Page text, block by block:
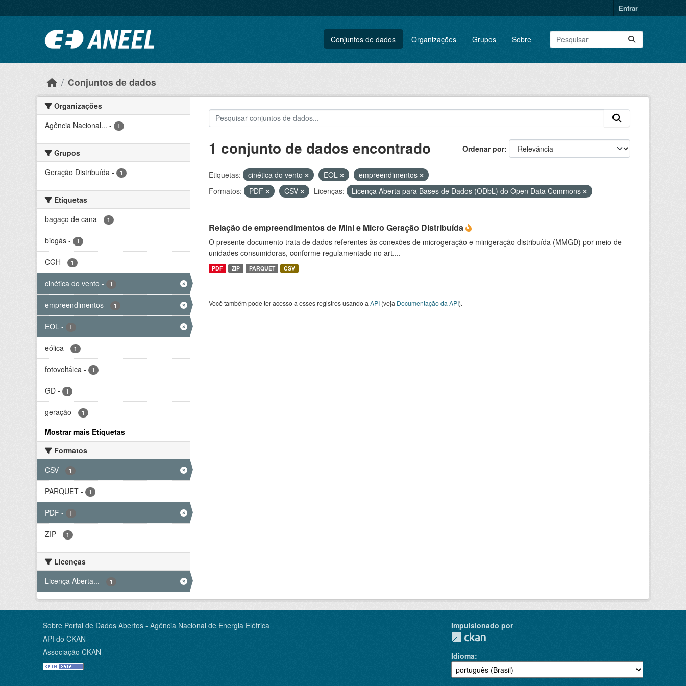
Entrar
Conjuntos de dados Organizações Grupos Sobre
Conjuntos de dados
Organizações
Agência Nacional... - 1
Grupos
Geração Distribuída - 1
Etiquetas
bagaço de cana - 1
biogás - 1
CGH - 1
cinética do vento - 1
empreendimentos - 1
EOL - 1
eólica - 1
fotovoltáica - 1
GD - 1
geração - 1
Mostrar mais Etiquetas
Formatos
CSV - 1
PARQUET - 1
PDF - 1
ZIP - 1
Licenças
Licença Aberta... - 1
Ordenar por
1 conjunto de dados encontrado
Etiquetas: cinética do vento EOL
empreendimentos
Formatos:
PDF CSV Licenças: Licença Aberta para Bases de Dados (ODbL) do Open Data Commons
Relação de empreendimentos de Mini e Micro Geração Distribuída
O presente documento trata de dados referentes às conexões de microgeração e minigeração distribuída (MMGD) por meio de
unidades consumidoras, conforme regulamentado no art....
PDF ZIP PARQUET CSV
Você também pode ter acesso a esses registros usando a API(veja Documentação da API).
Sobre Portal de Dados Abertos - Agência Nacional de Energia Elétrica
API do CKAN
Associação CKAN
Impulsionado por
Idioma